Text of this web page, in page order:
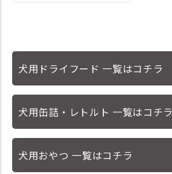
犬用ドライフード 一覧はコチラ
犬用缶詰・レトルト 一覧はコチラ
犬用おやつ 一覧はコチラ